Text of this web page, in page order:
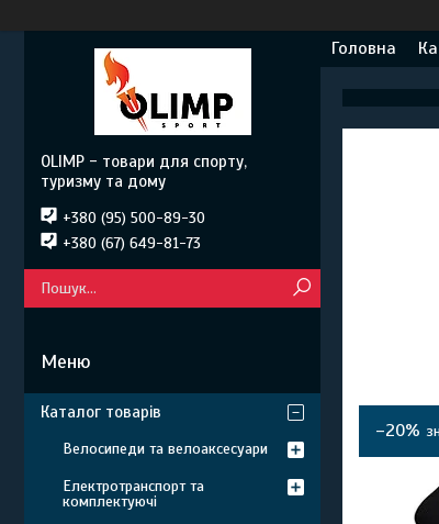
Головна
–20%
OLIMP - товари для спорту,
туризму та дому
+380 (95) 500-89-30
+380 (67) 649-81-73
Каталог товарів
Велосипеди та велоаксесуари
Електротранспорт та
комплектуючі